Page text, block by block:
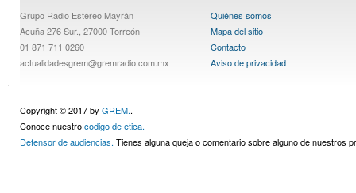
Grupo Radio Estéreo Mayrán
Acuña 276 Sur., 27000 Torreón
01 871 711 0260
actualidadesgrem@gremradio.com.mx
Quiénes somos
Mapa del sitio
Contacto
Aviso de privacidad
Copyright © 2017 by GREM..
Conoce nuestrocodigo de etica.
Defensor de audiencias. Tienes alguna queja o comentario sobre alguno de nuestros